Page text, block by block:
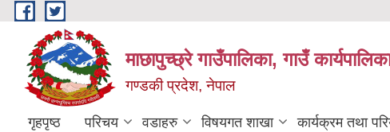
Skip to main content
माछापुच्छ्रे गाउँपालिका, गाउँ
गण्डकी प्रदेश, नेपाल
गृहपृष्ठ परिचय वडाहरु विषयगत शाखा कार्यक्रम तथा